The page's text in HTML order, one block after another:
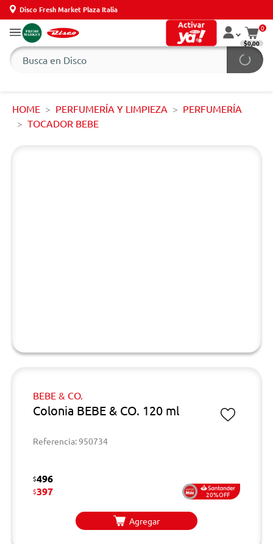
Disco Fresh Market Plaza Italia
0
$0,00
HOME PERFUMERÍA Y LIMPIEZA
PERFUMERÍA
TOCADOR BEBE
BEBE & CO.
Colonia BEBE & CO. 120 ml
Referencia: 950734
$496
$397 20%OFF
Agregar